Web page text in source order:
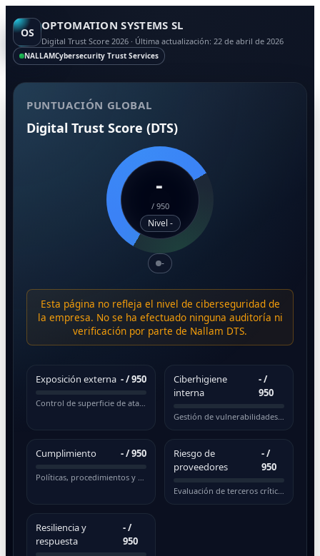
OS OPTOMATION SYSTEMS SL
Digital Trust Score 2026 · Última actualización: 22 de abril de 2026
NALLAMCybersecurity Trust Services
PUNTUACIÓN GLOBAL
Digital Trust Score (DTS)
-
/ 950
Nivel -
-
Esta página no refleja el nivel de ciberseguridad de
la empresa. No se ha efectuado ninguna auditoría ni
verificación por parte de Nallam DTS.
Exposición externa -/ 950
Control de superficie de ataque pública
Ciberhigiene
interna
-/
950
Gestión de vulnerabilidades y actualizaciones
Cumplimiento -/ 950
Políticas, procedimientos y normativas
Riesgo de
proveedores
-/
950
Evaluación de terceros críticos
Resiliencia y
respuesta
-/
950